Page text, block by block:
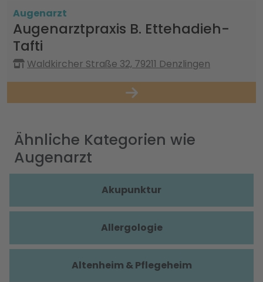
Augenarzt
Augenarztpraxis B. Ettehadieh-
Tafti
Waldkircher Straße 32, 79211 Denzlingen
Ähnliche Kategorien wie
Augenarzt
Akupunktur
Allergologie
Altenheim & Pflegeheim